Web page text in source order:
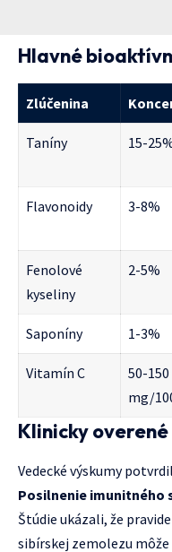
Hlavné
Zlúčenina
Taníny 15-
Flavonoidy 3-8%
Fenolové
kyseliny
2-5%
Saponíny 1-3%
Vitamín C
50-150
mg/
Klinicky overené
Vedecké výskumy
Posilnenie imunitného
Štúdie ukázali, že
sibírskej zemolezu